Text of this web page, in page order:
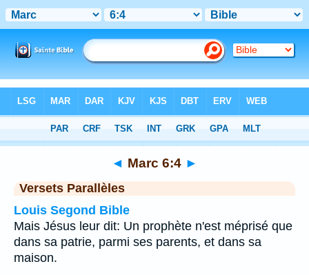
Chapitre 6> Verset 4
◄ Marc 6:4 ►
Versets Parallèles
Louis Segond Bible
Mais Jésus leur dit: Un prophète n'est méprisé que
dans sa patrie, parmi ses parents, et dans sa
maison.